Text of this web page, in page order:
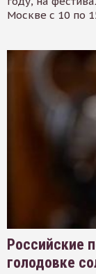
Москве с 10 по
Российские
голодовке